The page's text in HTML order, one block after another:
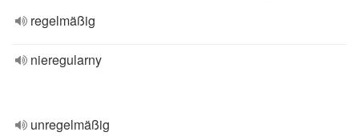
regelmäßig
nieregularny
unregelmäßig